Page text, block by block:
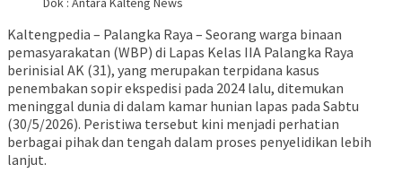
Kaltengpedia – Palangka Raya – Seorang warga binaan
pemasyarakatan (WBP) di Lapas Kelas IIA Palangka Raya
berinisial AK (31), yang merupakan terpidana kasus
penembakan sopir ekspedisi pada 2024 lalu, ditemukan
meninggal dunia di dalam kamar hunian lapas pada Sabtu
(30/5/2026). Peristiwa tersebut kini menjadi perhatian
berbagai pihak dan tengah dalam proses penyelidikan lebih
lanjut.